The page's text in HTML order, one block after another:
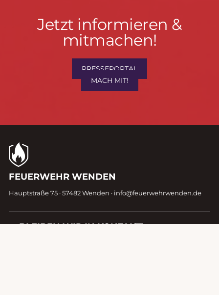
Jetzt
informieren
mitmachen!
Jetzt informieren &
mitmachen!
PRESSEPORTAL
MACH MIT!
Kontaktdaten
Fußzeile
FEUERWEHR WENDEN
Hauptstraße 75 · 57482 Wenden · info@feuerwehrwenden.de
BLEIBEN WIR IN KONTAKT!